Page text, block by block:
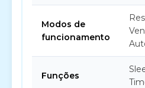
Modos de
funcionamento
Funções